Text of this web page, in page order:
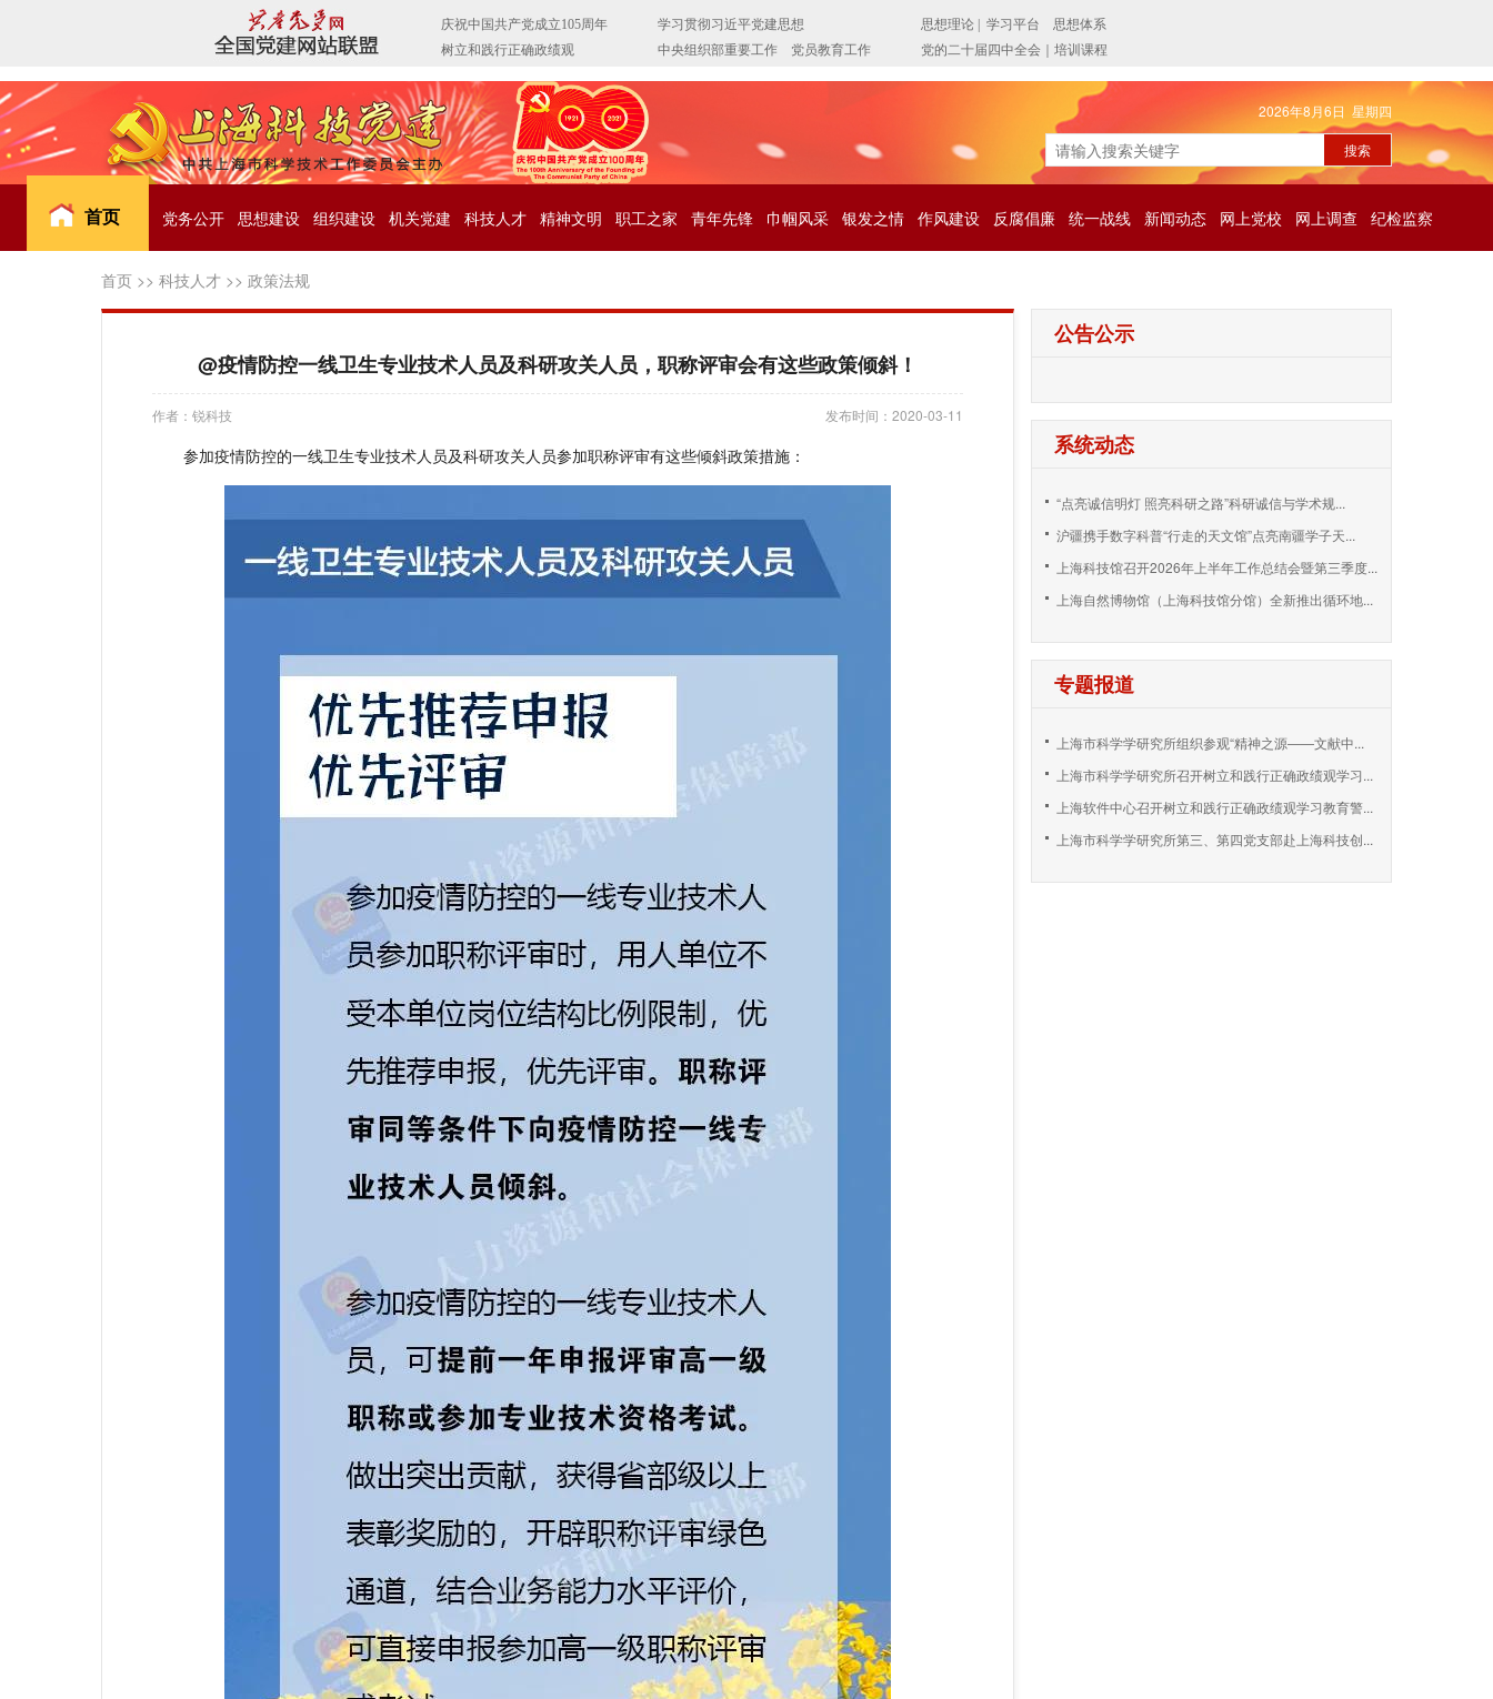
2026年8月6日 星期四
首页 党务公开 思想建设 组织建设 机关党建 科技人才 精神文明 职工之家 青年先锋 巾帼风采 银发之情 作风建设 反腐倡廉 统一战线 新闻动态 网上党校 网上调查 纪检监察
首页 >> 科技人才 >> 政策法规
@疫情防控一线卫生专业技术人员及科研攻关人员，职称评审会有这些政策倾斜！
作者：锐科技 发布时间：2020-03-11
参加疫情防控的一线卫生专业技术人员及科研攻关人员参加职称评审有这些倾斜政策措施：
公告公示
系统动态
“点亮诚信明灯 照亮科研之路”科研诚信与学术规...
沪疆携手数字科普“行走的天文馆”点亮南疆学子天...
上海科技馆召开2026年上半年工作总结会暨第三季度...
上海自然博物馆（上海科技馆分馆）全新推出循环地...
专题报道
上海市科学学研究所组织参观“精神之源——文献中...
上海市科学学研究所召开树立和践行正确政绩观学习...
上海软件中心召开树立和践行正确政绩观学习教育警...
上海市科学学研究所第三、第四党支部赴上海科技创...